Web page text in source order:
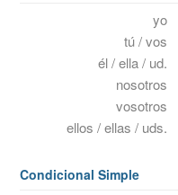
yo
tú / vos
él / ella / ud.
nosotros
vosotros
ellos / ellas / uds.
Condicional Simple